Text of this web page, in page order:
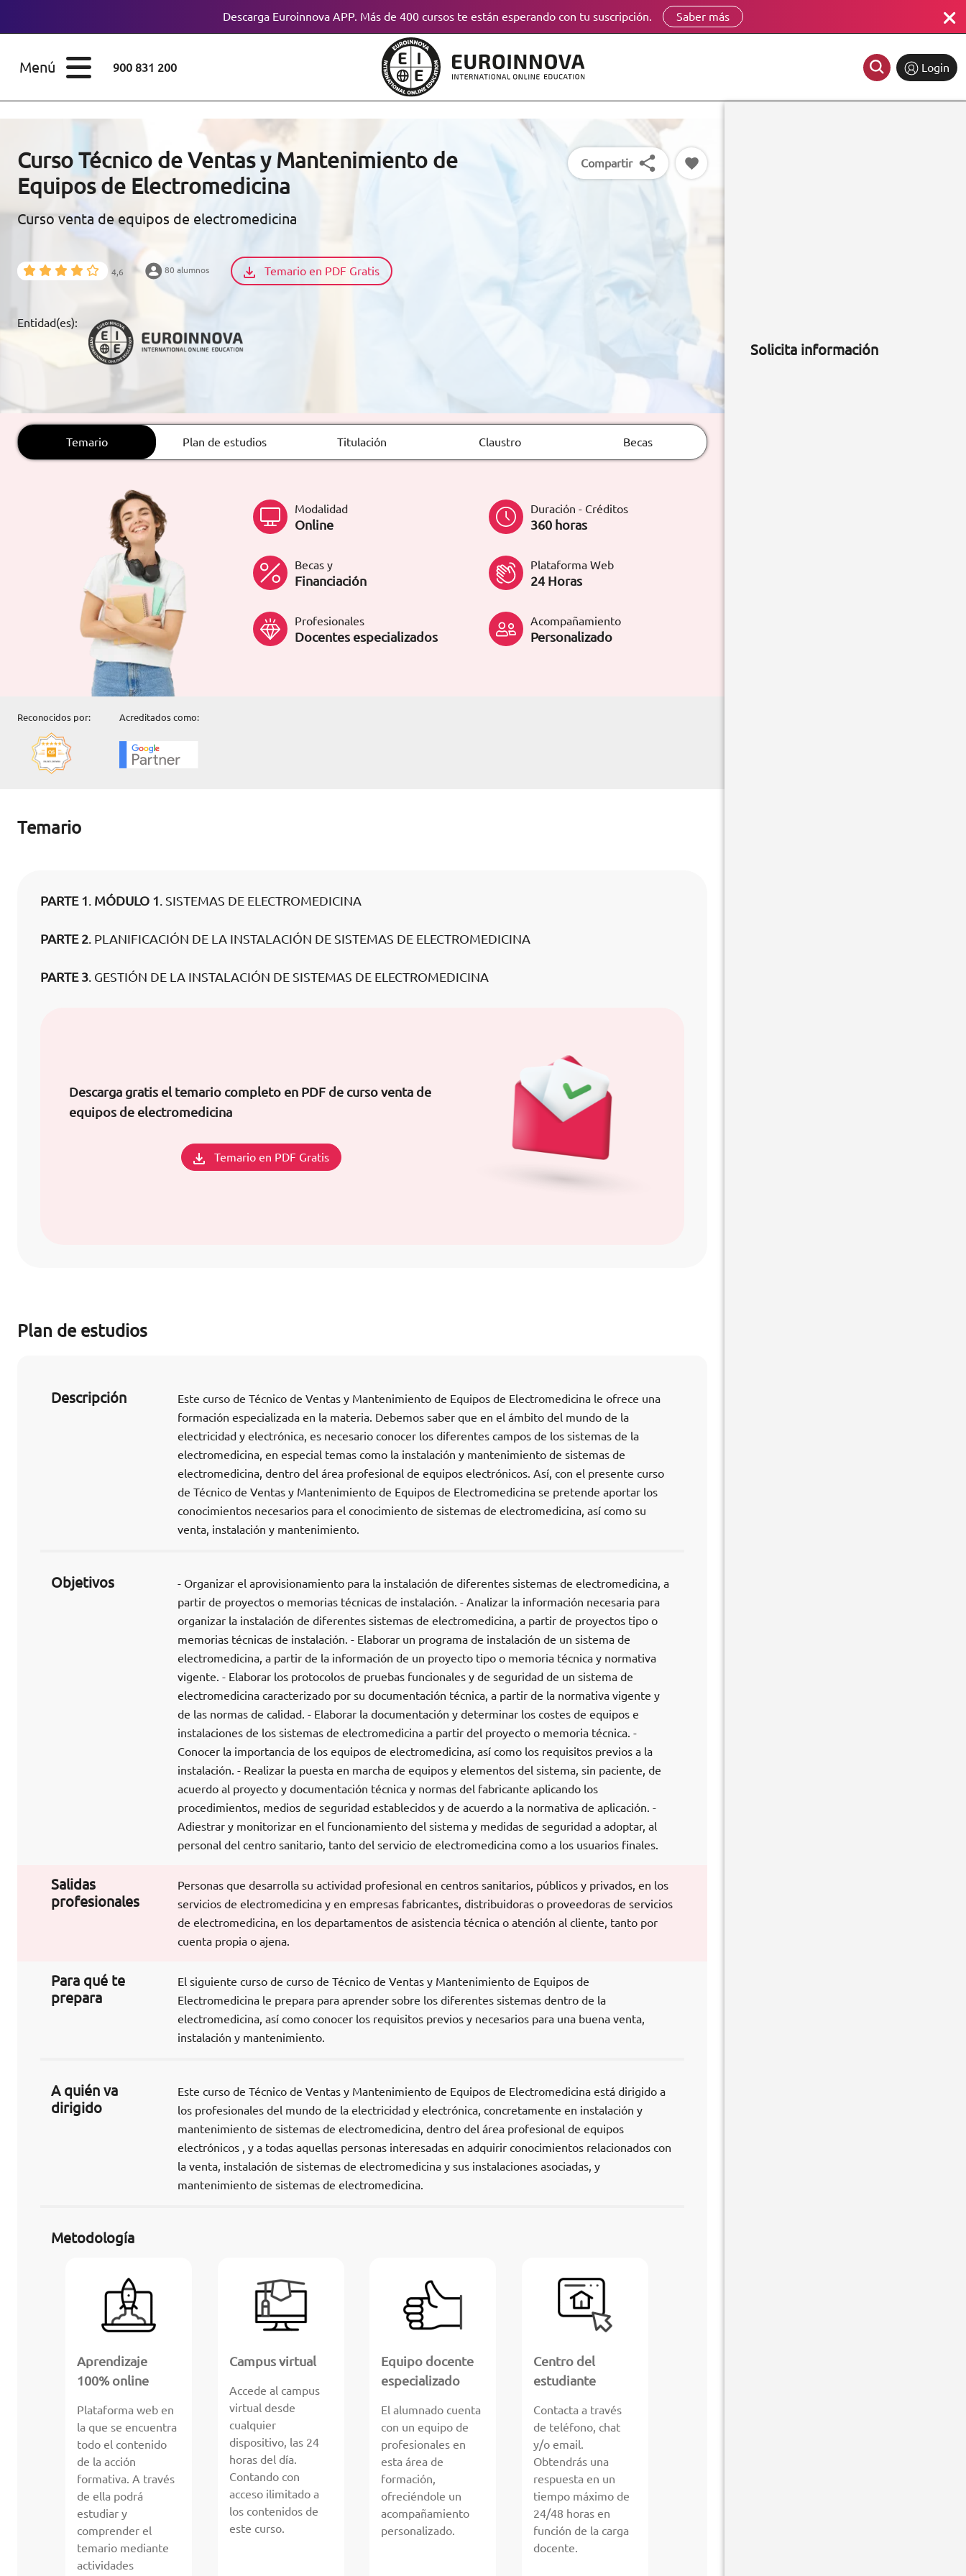
Descarga Euroinnova APP. Más de 400 cursos te están esperando con tu suscripción. Saber más
Menú 900 831 200 Login
CONOCE EUROINNOVA
BECAS Y
RECURSOS
LABORAL
CONTACTO ES
formacion@euroinnova.com
TRABAJA CON NOSOTROS
ESTUDIOS
Licenciaturas
Doctorados
Maestría
Diplomados
Certificados de
Profesionalidad
Curso Técnico de Ventas y Mantenimiento de
Equipos de Electromedicina
Curso venta de equipos de electromedicina
4,6 80 alumnos Temario en PDF Gratis
Entidad(es):
Compartir
Temario Plan de estudios Titulación Claustro Becas
Modalidad
Online
Duración - Créditos
360 horas
Becas y
Financiación
Plataforma Web
24 Horas
Profesionales
Docentes especializados
Acompañamiento
Personalizado
Reconocidos por: Acreditados como:
Temario
PARTE 1. MÓDULO 1. SISTEMAS DE ELECTROMEDICINA
PARTE 2. PLANIFICACIÓN DE LA INSTALACIÓN DE SISTEMAS DE ELECTROMEDICINA
PARTE 3. GESTIÓN DE LA INSTALACIÓN DE SISTEMAS DE ELECTROMEDICINA
Descarga gratis el temario completo en PDF de curso venta de
equipos de electromedicina
Temario en PDF Gratis
Plan de estudios
Descripción
Este curso de Técnico de Ventas y Mantenimiento de Equipos de Electromedicina le ofrece una
formación especializada en la materia. Debemos saber que en el ámbito del mundo de la
electricidad y electrónica, es necesario conocer los diferentes campos de los sistemas de la
electromedicina, en especial temas como la instalación y mantenimiento de sistemas de
electromedicina, dentro del área profesional de equipos electrónicos. Así, con el presente curso
de Técnico de Ventas y Mantenimiento de Equipos de Electromedicina se pretende aportar los
conocimientos necesarios para el conocimiento de sistemas de electromedicina, así como su
venta, instalación y mantenimiento.
Objetivos
- Organizar el aprovisionamiento para la instalación de diferentes sistemas de electromedicina, a
partir de proyectos o memorias técnicas de instalación. - Analizar la información necesaria para
organizar la instalación de diferentes sistemas de electromedicina, a partir de proyectos tipo o
memorias técnicas de instalación. - Elaborar un programa de instalación de un sistema de
electromedicina, a partir de la información de un proyecto tipo o memoria técnica y normativa
vigente. - Elaborar los protocolos de pruebas funcionales y de seguridad de un sistema de
electromedicina caracterizado por su documentación técnica, a partir de la normativa vigente y
de las normas de calidad. - Elaborar la documentación y determinar los costes de equipos e
instalaciones de los sistemas de electromedicina a partir del proyecto o memoria técnica. -
Conocer la importancia de los equipos de electromedicina, así como los requisitos previos a la
instalación. - Realizar la puesta en marcha de equipos y elementos del sistema, sin paciente, de
acuerdo al proyecto y documentación técnica y normas del fabricante aplicando los
procedimientos, medios de seguridad establecidos y de acuerdo a la normativa de aplicación. -
Adiestrar y monitorizar en el funcionamiento del sistema y medidas de seguridad a adoptar, al
personal del centro sanitario, tanto del servicio de electromedicina como a los usuarios finales.
Salidas
profesionales
Personas que desarrolla su actividad profesional en centros sanitarios, públicos y privados, en los
servicios de electromedicina y en empresas fabricantes, distribuidoras o proveedoras de servicios
de electromedicina, en los departamentos de asistencia técnica o atención al cliente, tanto por
cuenta propia o ajena.
Para qué te
prepara
El siguiente curso de curso de Técnico de Ventas y Mantenimiento de Equipos de
Electromedicina le prepara para aprender sobre los diferentes sistemas dentro de la
electromedicina, así como conocer los requisitos previos y necesarios para una buena venta,
instalación y mantenimiento.
A quién va
dirigido
Este curso de Técnico de Ventas y Mantenimiento de Equipos de Electromedicina está dirigido a
los profesionales del mundo de la electricidad y electrónica, concretamente en instalación y
mantenimiento de sistemas de electromedicina, dentro del área profesional de equipos
electrónicos , y a todas aquellas personas interesadas en adquirir conocimientos relacionados con
la venta, instalación de sistemas de electromedicina y sus instalaciones asociadas, y
mantenimiento de sistemas de electromedicina.
Metodología
Aprendizaje
100% online
Plataforma web en
la que se encuentra
todo el contenido
de la acción
formativa. A través
de ella podrá
estudiar y
comprender el
temario mediante
actividades
Campus virtual
Accede al campus
virtual desde
cualquier
dispositivo, las 24
horas del día.
Contando con
acceso ilimitado a
los contenidos de
este curso.
Equipo docente
especializado
El alumnado cuenta
con un equipo de
profesionales en
esta área de
formación,
ofreciéndole un
acompañamiento
personalizado.
Centro del
estudiante
Contacta a través
de teléfono, chat
y/o email.
Obtendrás una
respuesta en un
tiempo máximo de
24/48 horas en
función de la carga
docente.
Solicita información